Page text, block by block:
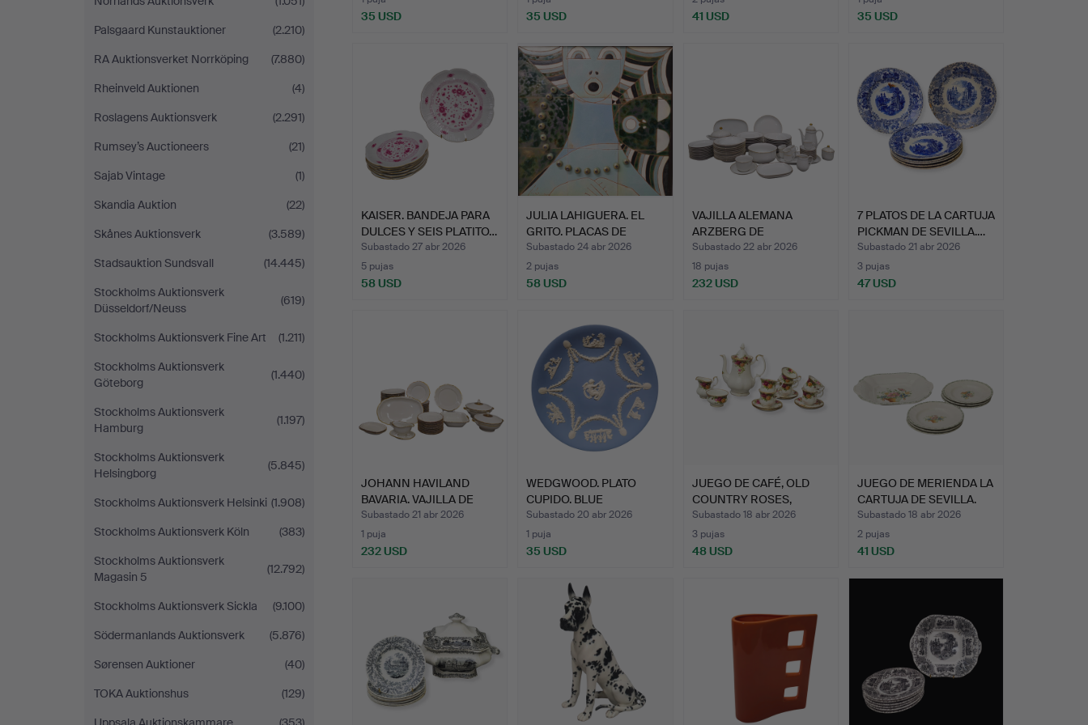
Palsgaard Kunstauktioner
(2.210)
RA Auktionsverket Norrköping
(7.880)
Rheinveld Auktionen
(4)
Roslagens Auktionsverk
(2.291)
Rumsey’s Auctioneers
(21)
Sajab Vintage
(1)
Skandia Auktion
(22)
Skånes Auktionsverk
(3.589)
Stadsauktion Sundsvall
(14.445)
Stockholms Auktionsverk
Düsseldorf/Neuss
(619)
Stockholms Auktionsverk Fine Art
(1.211)
Stockholms Auktionsverk
Göteborg
(1.440)
Stockholms Auktionsverk
Hamburg
(1.197)
Stockholms Auktionsverk
Helsingborg
(5.845)
Stockholms Auktionsverk Helsinki (1.908)
Stockholms Auktionsverk Köln
(383)
Stockholms Auktionsverk
Magasin 5
(12.792)
Stockholms Auktionsverk Sickla
(9.100)
Södermanlands Auktionsverk
(5.876)
Sørensen Auktioner
(40)
TOKA Auktionshus
(129)
35 USD 35 USD 41 USD 35 USD
KAISER. BANDEJA PARA
DULCES Y SEIS PLATITO…
Subastado 27 abr 2026
5 pujas
58 USD
JULIA LAHIGUERA. EL
GRITO. PLACAS DE
CERÁM…
Subastado 24 abr 2026
2 pujas
58 USD
VAJILLA ALEMANA
ARZBERG DE
PORCELANA FINA …
Subastado 22 abr 2026
18 pujas
232 USD
7 PLATOS DE LA CARTUJA
PICKMAN DE SEVILLA.…
Subastado 21 abr 2026
3 pujas
47 USD
JOHANN HAVILAND
BAVARIA. VAJILLA DE
PORCEL…
Subastado 21 abr 2026
1 puja
232 USD
WEDGWOOD. PLATO
CUPIDO. BLUE
JASPERWARE.
Subastado 20 abr 2026
1 puja
35 USD
JUEGO DE CAFÉ, OLD
COUNTRY ROSES,
ROYAL AL…
Subastado 18 abr 2026
3 pujas
48 USD
JUEGO DE MERIENDA LA
CARTUJA DE SEVILLA.
Subastado 18 abr 2026
2 pujas
41 USD